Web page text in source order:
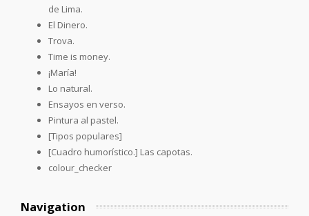
de Lima.
El Dinero.
Trova.
Time is money.
¡María!
Lo natural.
Ensayos en verso.
Pintura al pastel.
[Tipos populares]
[Cuadro humorístico.] Las capotas.
colour_checker
Navigation